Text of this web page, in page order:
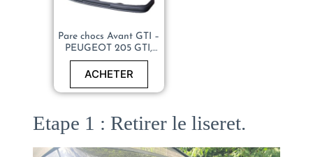
Pare chocs Avant GTI –
PEUGEOT 205 GTI,
CTI, RALLYE, XS,
DTURBO – 740172
ACHETER
Etape 1 : Retirer le liseret.